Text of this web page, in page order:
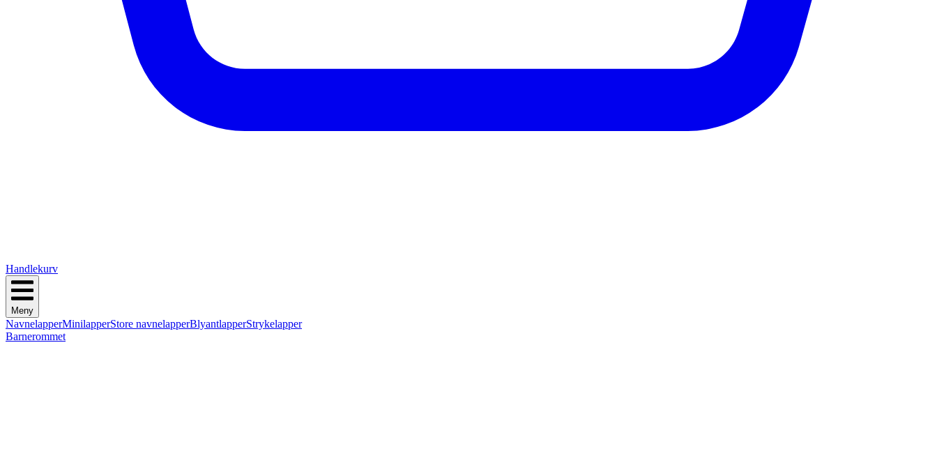
Handlekurv
Meny
NavnelapperMinilapperStore navnelapperBlyantlapperStrykelapper
Barnerommet